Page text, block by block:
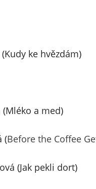
ke hvězdám)
(Mléko a med)
(Before the Coffee
(Jak pekli dort)